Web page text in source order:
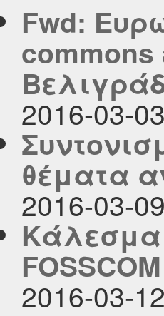
Fwd:
2016-03-03
θέματα
2016-03-09
Κάλεσμα
2016-03-12